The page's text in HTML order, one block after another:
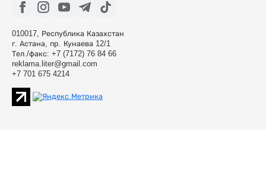
010017, Республика Казахстан
г. Астана, пр. Кунаева 12/1
Тел./факс: +7 (7172) 76 84 66
reklama.liter@gmail.com
+7 701 675 4214